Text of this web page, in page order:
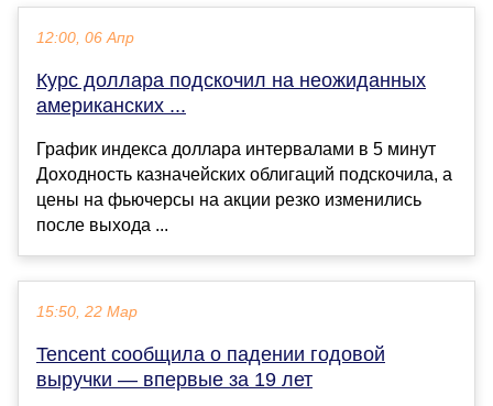
12:00, 06 Апр
Курс доллара подскочил на неожиданных
американских ...
График индекса доллара интервалами в 5 минут
Доходность казначейских облигаций подскочила, а
цены на фьючерсы на акции резко изменились
после выхода ...
15:50, 22 Мар
Tencent сообщила о падении годовой
выручки — впервые за 19 лет